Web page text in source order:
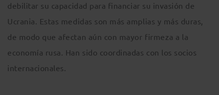
debilitar su capacidad para financiar su invasión de
Ucrania. Estas medidas son más amplias y más duras,
de modo que afectan aún con mayor firmeza a la
economía rusa. Han sido coordinadas con los socios
internacionales.